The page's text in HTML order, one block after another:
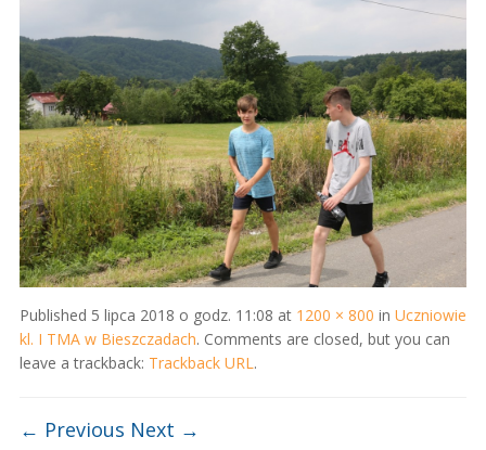
Published 5 lipca 2018 o godz. 11:08 at 1200 × 800 in Uczniowie
kl. I TMA w Bieszczadach. Comments are closed, but you can
leave a trackback: Trackback URL.
← Previous Next →